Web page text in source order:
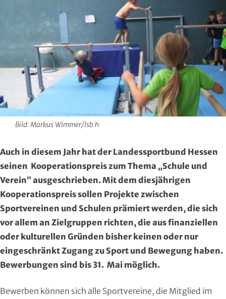
Bild: Markus Wimmer/lsb h
Auch in diesem Jahr hat der Landessportbund Hessen
seinen Kooperationspreis zum Thema „Schule und
Verein“ ausgeschrieben. Mit dem diesjährigen
Kooperationspreis sollen Projekte zwischen
Sportvereinen und Schulen prämiert werden, die sich
vor allem an Zielgruppen richten, die aus finanziellen
oder kulturellen Gründen bisher keinen oder nur
eingeschränkt Zugang zu Sport und Bewegung haben.
Bewerbungen sind bis 31. Mai möglich.
Bewerben können sich alle Sportvereine, die Mitglied im
Hochtaunus
Lahn-Dill
Limburg-Weilburg
Main-Kinzig und Stadt Hanau
Marburg-Biedenkopf
Odenwald
Offenbach
Region Kassel
Rheingau-Taunus
Basketball
Behinderten- und Rehabilitations-Sport
Billard
Bob- und Schlittensport
Cheerleading und Cheerperformance
Cricket
Dart
DAV
Eishockey
Hochschulsport
Kneipp-Bund Hessen
Naturfreunde Hessen
RKB Solidarität
Sportklinik Frankfurt
Sportärzteverband